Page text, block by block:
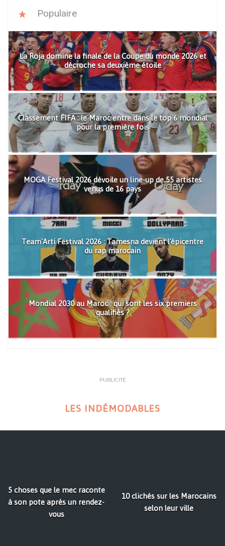
Populaire
La Roja domine la finale de la Coupe du monde 2026 et
décroche sa deuxième étoile
Classement FIFA : le Maroc entre dans le top 6 mondial
pour la première fois
MOGA Festival 2026 dévoile un line-up de 55 artistes
venus de 16 pays
Team'Arti Festival 2026 : Tamesna devient l'épicentre
du rap marocain
Mondial 2030 au Maroc : qui sont les six premiers
qualifiés ?
PUBLICITÉ
LES INDÉMODABLES
5 choses que le mec raconte
à son pote après un rendez-
vous
10 clichés sur les Marocains
selon leur ville